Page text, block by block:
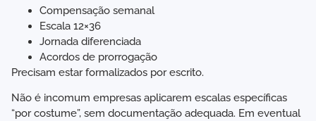
Compensação semanal
Escala 12×36
Jornada diferenciada
Acordos de prorrogação
Precisam estar formalizados por escrito.
Não é incomum empresas aplicarem escalas específicas
“por costume”, sem documentação adequada. Em eventual